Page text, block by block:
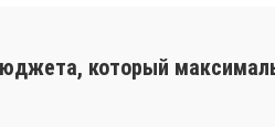
который